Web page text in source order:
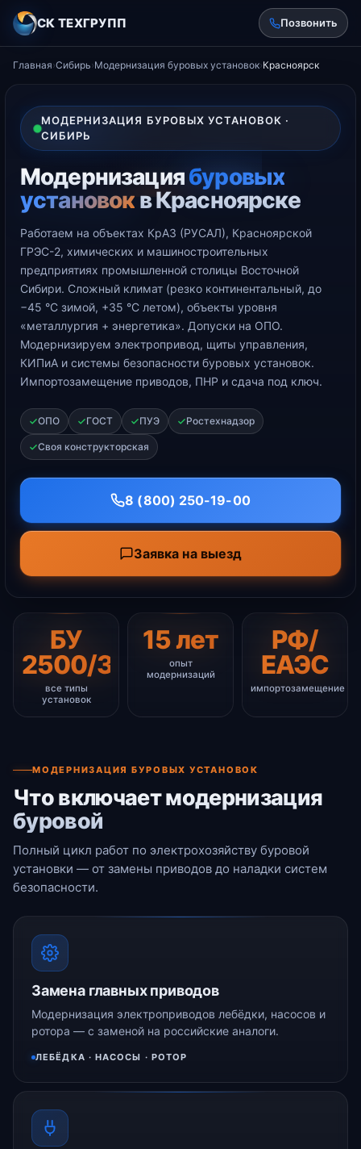
СК ТЕХГРУПП Позвонить
Главная›Сибирь›Модернизация буровых установок›Красноярск
МОДЕРНИЗАЦИЯ БУРОВЫХ УСТАНОВОК ·
СИБИРЬ
Модернизациябуровых
установок в Красноярске
Работаем на объектах КрАЗ (РУСАЛ), Красноярской
ГРЭС-2, химических и машиностроительных
предприятиях промышленной столицы Восточной
Сибири. Сложный климат (резко континентальный, до
−45 °С зимой, +35 °С летом), объекты уровня
«металлургия + энергетика». Допуски на ОПО.
Модернизируем электропривод, щиты управления,
КИПиА и системы безопасности буровых установок.
Импортозамещение приводов, ПНР и сдача под ключ.
ОПО ГОСТ ПУЭ Ростехнадзор
Своя конструкторская
8 (800) 250-19-00
Заявка на выезд
БУ
2500/3000/4500
все типы
установок
15 лет
опыт
модернизаций
РФ/
ЕАЭС
импортозамещение
МОДЕРНИЗАЦИЯ БУРОВЫХ УСТАНОВОК
Что включает модернизация
буровой
Полный цикл работ по электрохозяйству буровой
установки — от замены приводов до наладки систем
безопасности.
Замена главных приводов
Модернизация электроприводов лебёдки, насосов и
ротора — с заменой на российские аналоги.
ЛЕБЁДКА · НАСОСЫ · РОТОР